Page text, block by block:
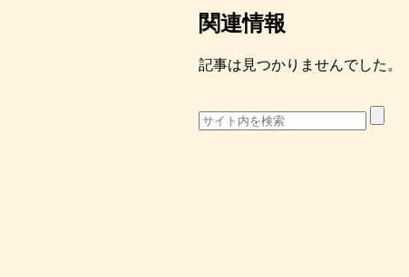
関連情報
記事は見つかりませんでした。